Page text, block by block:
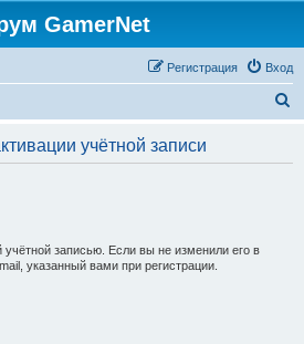
GamerNet
Вход
Регистрация
учётной записи
записью. Если вы не изменили его в
указанный вами при регистрации.